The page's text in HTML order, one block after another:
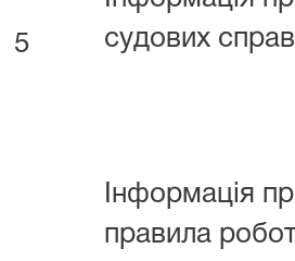
5
судових справ
Інформація
правила